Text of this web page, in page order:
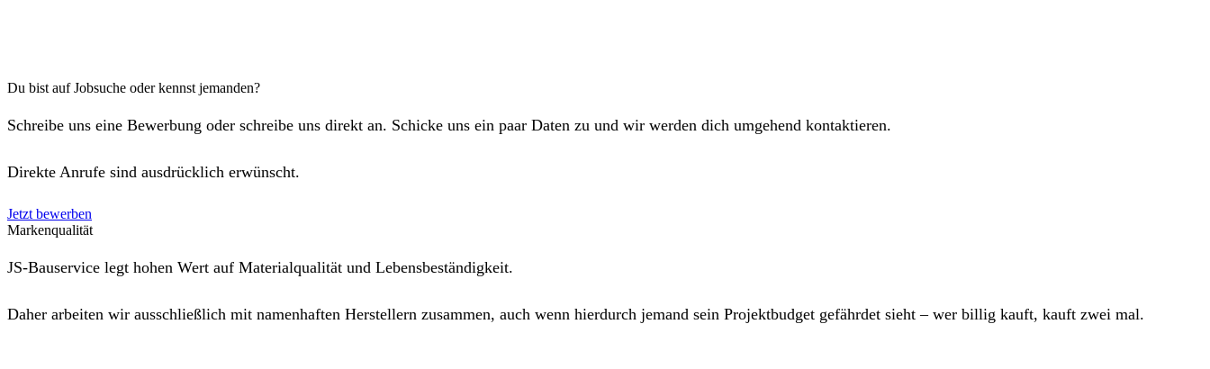
Du bist auf Jobsuche oder kennst jemanden?
Schreibe uns eine Bewerbung oder schreibe uns direkt an. Schicke uns ein paar Daten zu und wir werden dich umgehend kontaktieren.
Direkte Anrufe sind ausdrücklich erwünscht.
Jetzt bewerben
Markenqualität
JS-Bauservice legt hohen Wert auf Materialqualität und Lebensbeständigkeit.
Daher arbeiten wir ausschließlich mit namenhaften Herstellern zusammen, auch wenn hierdurch jemand sein Projektbudget gefährdet sieht – wer billig kauft, kauft zwei mal.